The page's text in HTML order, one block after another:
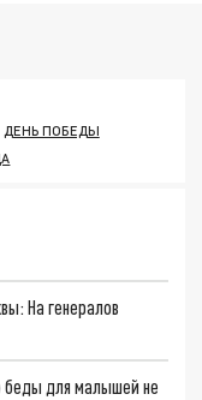
ДЕНЬ ПОБЕДЫ
На генералов
беды для малышей не